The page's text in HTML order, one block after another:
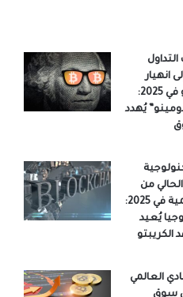
انهيار
سوق الكريبتو في 2025:
يُهدد
من
العملات الرقمية في 2025:
يُعيد
العالمي
سوق